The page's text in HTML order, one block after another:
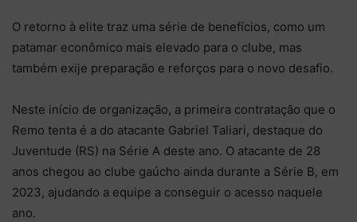
O retorno à elite traz uma série de benefícios, como um
patamar econômico mais elevado para o clube, mas
também exije preparação e reforços para o novo desafio.
Neste início de organização, a primeira contratação que o
Remo tenta é a do atacante Gabriel Taliari, destaque do
Juventude (RS) na Série A deste ano. O atacante de 28
anos chegou ao clube gaúcho ainda durante a Série B, em
2023, ajudando a equipe a conseguir o acesso naquele
ano.